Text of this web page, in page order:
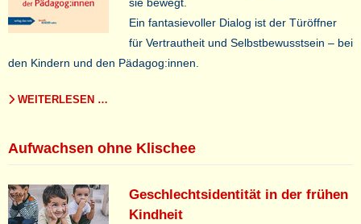
sie bewegt.
Ein fantasievoller Dialog ist der Türöffner
für Vertrautheit und Selbstbewusstsein – bei
den Kindern und den Pädagog:innen.
WEITERLESEN …
Aufwachsen ohne Klischee
Geschlechtsidentität in der frühen
Kindheit